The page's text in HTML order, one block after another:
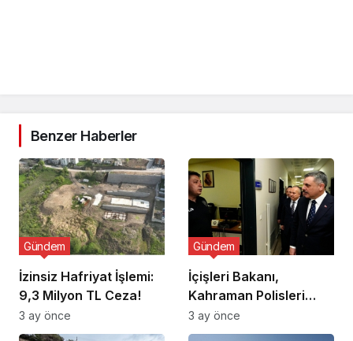
Benzer Haberler
İzinsiz Hafriyat İşlemi:
9,3 Milyon TL Ceza!
Gündem
3 ay önce
İçişleri Bakanı,
Kahraman Polisleri
Ziyaret Etti
Gündem
3 ay önce